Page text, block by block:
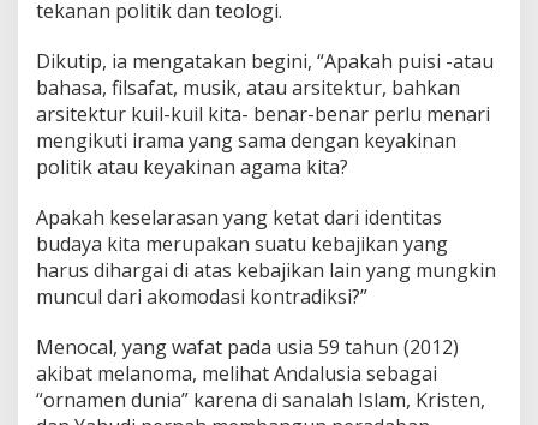
tekanan politik dan teologi.
Dikutip, ia mengatakan begini, “Apakah puisi -atau
bahasa, filsafat, musik, atau arsitektur, bahkan
arsitektur kuil-kuil kita- benar-benar perlu menari
mengikuti irama yang sama dengan keyakinan
politik atau keyakinan agama kita?
Apakah keselarasan yang ketat dari identitas
budaya kita merupakan suatu kebajikan yang
harus dihargai di atas kebajikan lain yang mungkin
muncul dari akomodasi kontradiksi?”
Menocal, yang wafat pada usia 59 tahun (2012)
akibat melanoma, melihat Andalusia sebagai
“ornamen dunia” karena di sanalah Islam, Kristen,